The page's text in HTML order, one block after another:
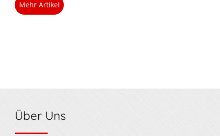
Mehr Artikel
Über Uns